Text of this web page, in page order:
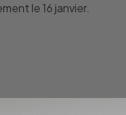
le 16 janvier.